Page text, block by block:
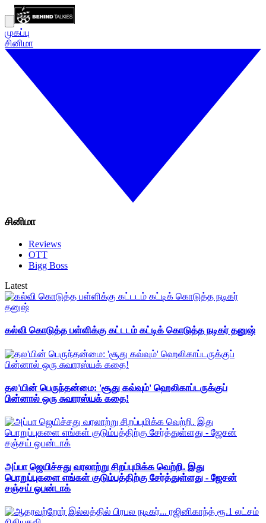
முகப்பு
சினிமா
சினிமா
Reviews
OTT
Bigg Boss
Latest
கல்வி கொடுத்த பள்ளிக்கு கட்டடம் கட்டிக் கொடுத்த நடிகர் தனுஷ்
தல'யின் பெருந்தன்மை: 'சூது கவ்வும்' ஹெலிகாப்டருக்குப்
பின்னால் ஒரு சுவாரஸ்யக் கதை!
அப்பா ஜெயிச்சது வரலாற்று சிறப்புமிக்க வெற்றி. இது
பொறுப்புகளை எங்கள் குடும்பத்திற்கு சேர்த்துள்ளது - ஜேசன்
சஞ்சய் ஒபன்டாக்